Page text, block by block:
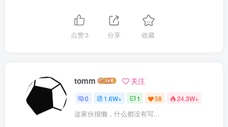
| | ├──Day11-07-营业额统计_代码开发_4.mp4 41.23M
| | ├──Day11-08-营业额统计_功能测试.mp4 47.18M
| | ├──Day11-09-用户统计_需求分析和设计.mp4 23.03M
| | ├──Day11-10-用户统计_代码开发_1.mp4 33.33M
| | ├──Day11-14-订单统计_需求分析和设计.mp4 27.65M
| | ├──Day11-15-订单统计_代码开发_1.mp4 57.11M
| | ├──Day11-16-订单统计_代码开发_2.mp4 124.58M
| | ├──Day11-17-订单统计_功能测试.mp4 25.13M
| | ├──Day11-18-销量排名统计_需求分析和设计.mp4 19.99M
点赞3 分享 收藏
tomm 关注
0 1.6W+ 1 58 24.3W+
这家伙很懒，什么都没有写...